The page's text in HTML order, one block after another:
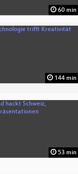
60 min
144 min
53 min